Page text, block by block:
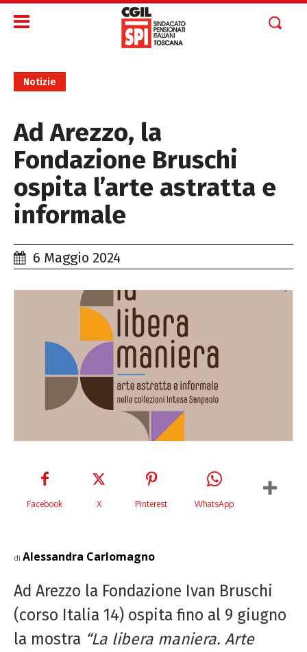
Notizie
Ad Arezzo, la
Fondazione Bruschi
ospita l’arte astratta e
informale
6 Maggio 2024
Facebook X Pinterest WhatsApp
di Alessandra Carlomagno
Ad Arezzo la Fondazione Ivan Bruschi
(corso Italia 14) ospita fino al 9 giugno
la mostra “La libera maniera. Arte